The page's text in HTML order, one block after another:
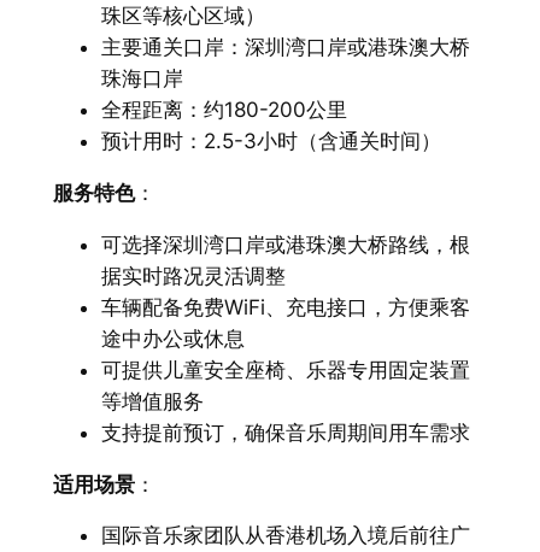
珠区等核心区域）
主要通关口岸：深圳湾口岸或港珠澳大桥
珠海口岸
全程距离：约180-200公里
预计用时：2.5-3小时（含通关时间）
服务特色：
可选择深圳湾口岸或港珠澳大桥路线，根
据实时路况灵活调整
车辆配备免费WiFi、充电接口，方便乘客
途中办公或休息
可提供儿童安全座椅、乐器专用固定装置
等增值服务
支持提前预订，确保音乐周期间用车需求
适用场景：
国际音乐家团队从香港机场入境后前往广